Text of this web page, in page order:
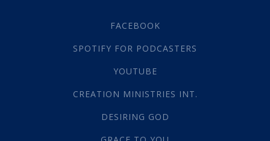
Die Onse Vader(12)
God(392)
Afgode(23)
Almag(1)
Alomteenwoordig
FACEBOOK
SPOTIFY FOR PODCASTERS
YOUTUBE
CREATION MINISTRIES INT.
DESIRING GOD